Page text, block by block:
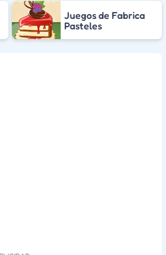
Juegos de Fabrica
Pasteles